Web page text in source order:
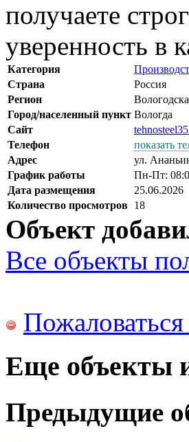
получаете
уверенность в
Категория
Страна
Россия
Регион
Город/населенный пункт Вологда
Сайт
Телефон
показать
Адрес
ул.
График работы
Пн-Пт:
Дата размещения
25.06.2026
Количество просмотров 18
Объект
Все объекты
Еще объекты
Предыдущие